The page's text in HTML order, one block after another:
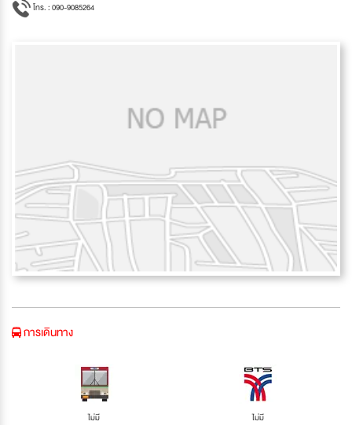
โทร. : 090-9085264
การเดินทาง
ไม่มี ไม่มี